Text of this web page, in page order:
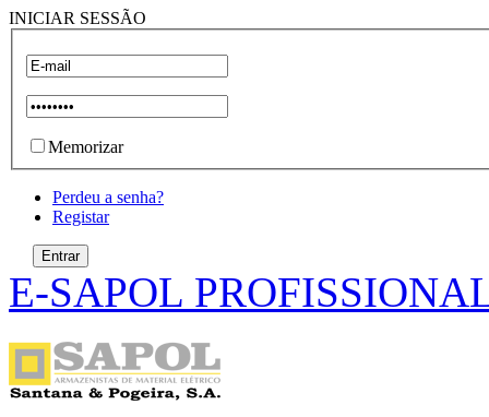
INICIAR SESSÃO
Memorizar
Perdeu a senha?
Registar
E-SAPOL